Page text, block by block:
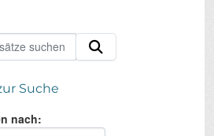
Suche
nach